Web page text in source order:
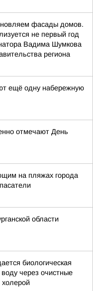
фасады домов.
не первый год
Вадима Шумкова
региона
ещё одну набережную
отмечают День
на пляжах города
области
биологическая
через очистные
холерой